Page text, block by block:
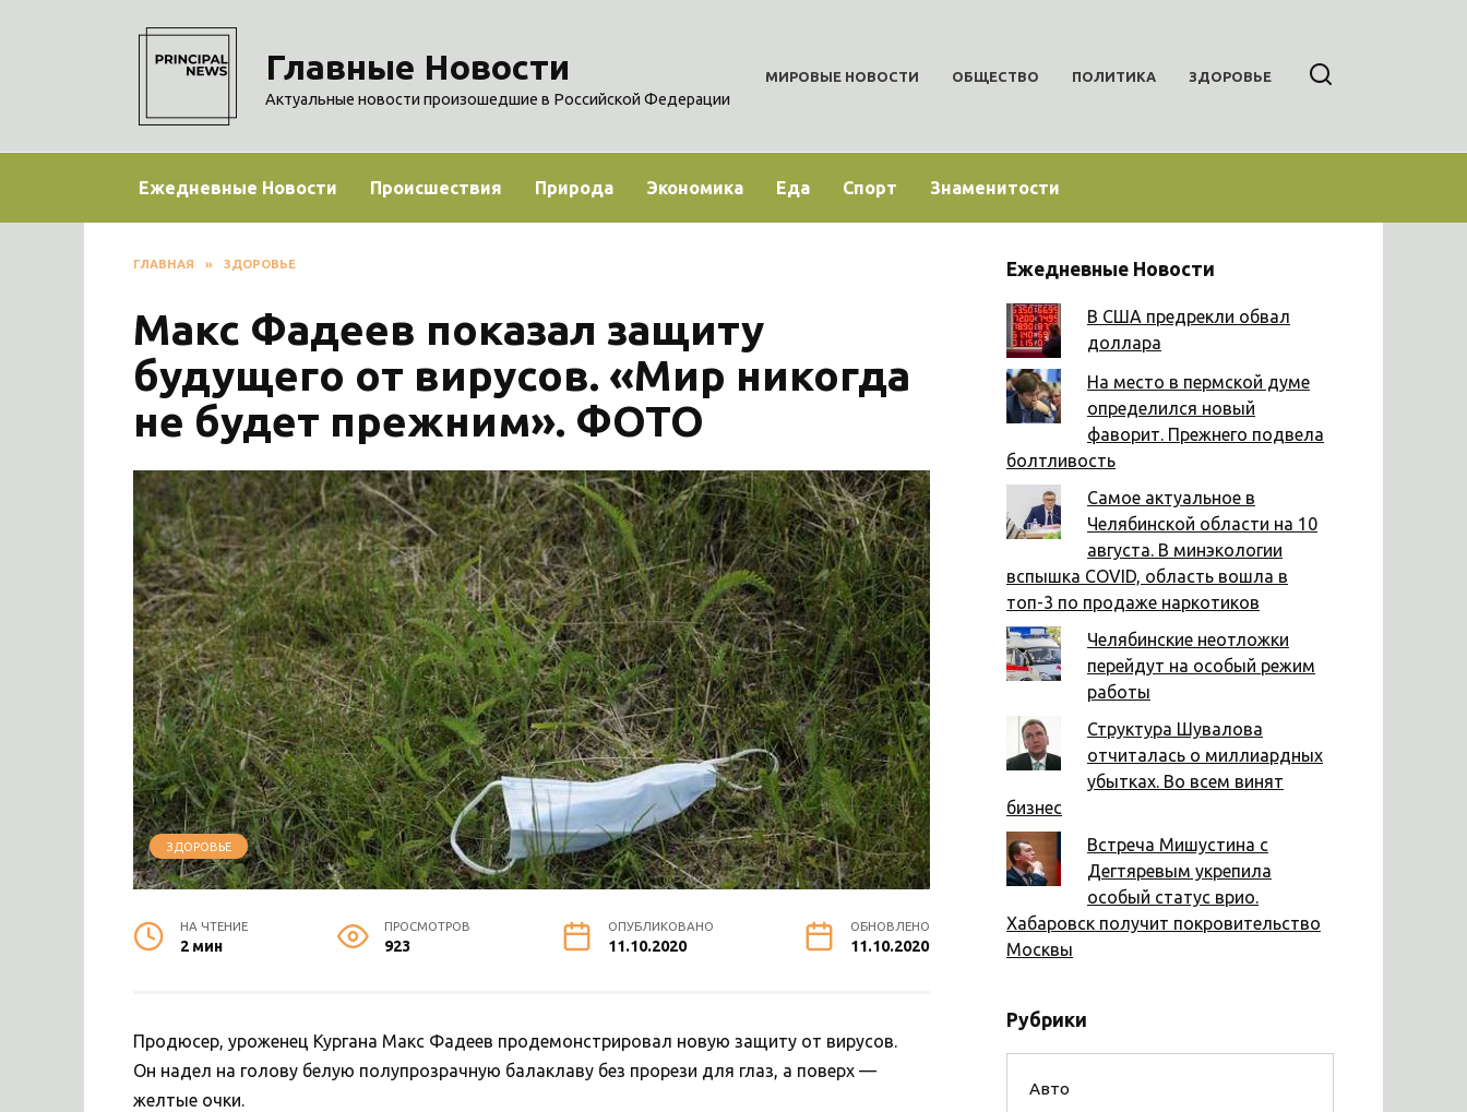
Главные Новости
Актуальные новости произошедшие в Российской Федерации
МИРОВЫЕ НОВОСТИ ОБЩЕСТВО ПОЛИТИКА ЗДОРОВЬЕ
Ежедневные Новости Происшествия Природа Экономика Еда Спорт Знаменитости
ГЛАВНАЯ » ЗДОРОВЬЕ
Макс Фадеев показал защиту
будущего от вирусов. «Мир никогда
не будет прежним». ФОТО
ЗДОРОВЬЕ
НА ЧТЕНИЕ
2 мин
ПРОСМОТРОВ
923
ОПУБЛИКОВАНО
11.10.2020
ОБНОВЛЕНО
11.10.2020
Продюсер, уроженец Кургана Макс Фадеев продемонстрировал новую защиту от вирусов.
Он надел на голову белую полупрозрачную балаклаву без прорези для глаз, а поверх —
желтые очки.
Ежедневные Новости
В США предрекли обвал
доллара
На место в пермской думе
определился новый
фаворит. Прежнего подвела
болтливость
Самое актуальное в
Челябинской области на 10
августа. В минэкологии
вспышка COVID, область вошла в
топ-3 по продаже наркотиков
Челябинские неотложки
перейдут на особый режим
работы
Структура Шувалова
отчиталась о миллиардных
убытках. Во всем винят
бизнес
Встреча Мишустина с
Дегтяревым укрепила
особый статус врио.
Хабаровск получит покровительство
Москвы
Рубрики
Авто